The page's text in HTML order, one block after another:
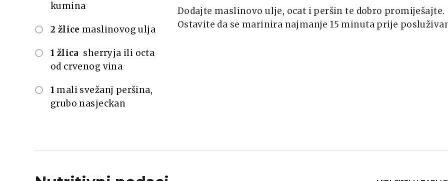
kumina
2 žlice maslinovog ulja
1 žlica sherryja ili octa
od crvenog vina
1 mali svežanj peršina,
grubo nasjeckan
Dodajte maslinovo ulje, ocat i peršin te dobro promiješajte.
Ostavite da se marinira najmanje 15 minuta prije